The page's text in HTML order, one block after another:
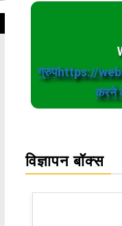
ग्रुपhttps://
करने
विज्ञापन बॉक्स